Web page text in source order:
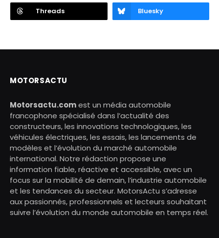
Threads Bluesky
MOTORSACTU
Motorsactu.comest un média automobile
francophone spécialisé dans l’actualité des
constructeurs, les innovations technologiques, les
véhicules électriques, les essais, les lancements de
modèles et l’évolution du marché automobile
international. Notre rédaction propose une
information fiable, réactive et accessible, avec un
focus sur la mobilité de demain, l’industrie automobile
et les tendances du secteur. MotorsActu s’adresse
aux passionnés, professionnels et lecteurs souhaitant
suivre l’évolution du monde automobile en temps réel.